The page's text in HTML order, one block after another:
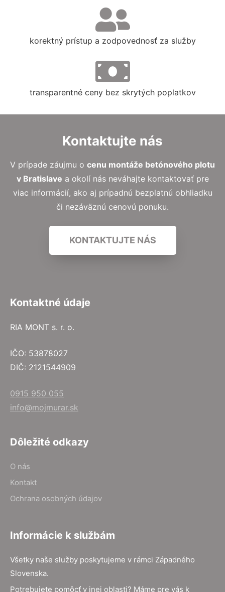
korektný prístup a zodpovednosť za služby
transparentné ceny bez skrytých poplatkov
Kontaktujte nás
V prípade záujmu o cenu montáže betónového plotu
v Bratislave a okolí nás neváhajte kontaktovať pre
viac informácií, ako aj prípadnú bezplatnú obhliadku
či nezáväznú cenovú ponuku.
KONTAKTUJTE NÁS
Kontaktné údaje
RIA MONT s. r. o.
IČO: 53878027
DIČ: 2121544909
0915 950 055
info@mojmurar.sk
Dôležité odkazy
O nás
Kontakt
Ochrana osobných údajov
Informácie k službám
Všetky naše služby poskytujeme v rámci Západného
Slovenska.
Potrebujete pomôcť v inej oblasti? Máme pre vás k